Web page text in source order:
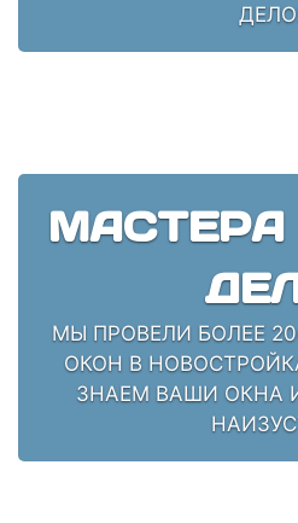
МАСТЕРА
МЫ ПРОВЕЛИ БОЛЕЕ
ОКОН В
ЗНАЕМ ВАШИ ОКНА